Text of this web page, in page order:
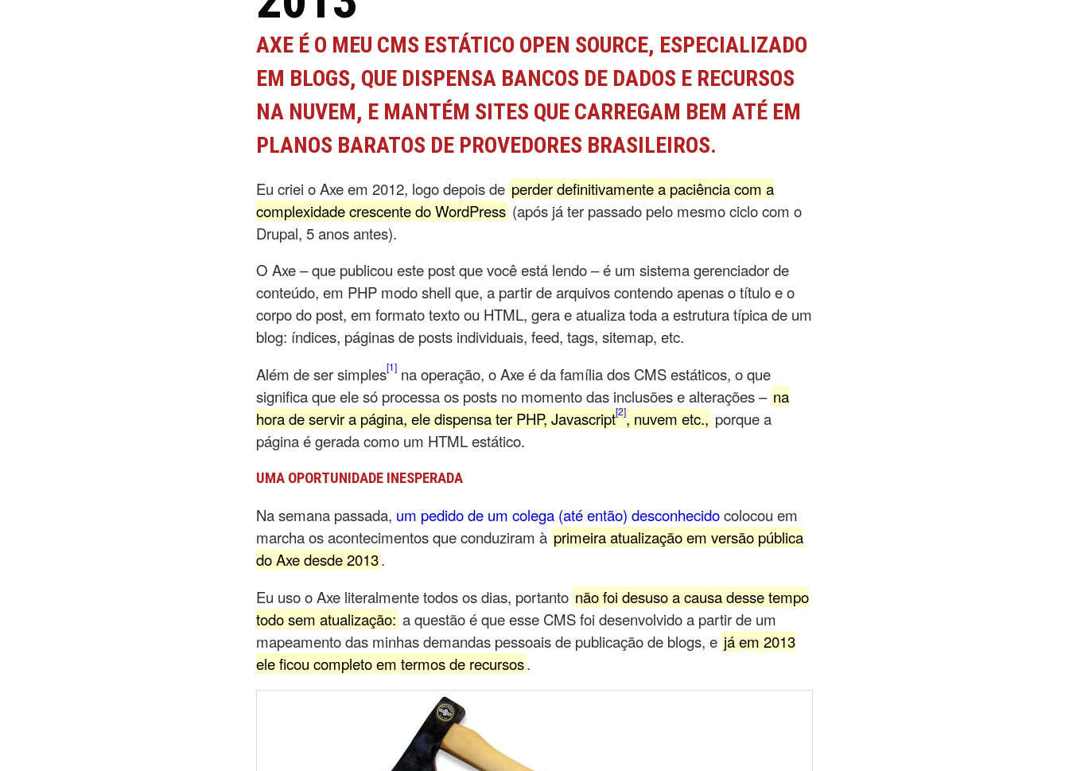
AXE É O MEU CMS ESTÁTICO OPEN SOURCE, ESPECIALIZADO
EM BLOGS, QUE DISPENSA BANCOS DE DADOS E RECURSOS
NA NUVEM, E MANTÉM SITES QUE CARREGAM BEM ATÉ EM
PLANOS BARATOS DE PROVEDORES BRASILEIROS.
Eu criei o Axe em 2012, logo depois de perder definitivamente a paciência com a
complexidade crescente do WordPress (após já ter passado pelo mesmo ciclo com o
Drupal, 5 anos antes).
O Axe – que publicou este post que você está lendo – é um sistema gerenciador de
conteúdo, em PHP modo shell que, a partir de arquivos contendo apenas o título e o
corpo do post, em formato texto ou HTML, gera e atualiza toda a estrutura típica de um
blog: índices, páginas de posts individuais, feed, tags, sitemap, etc.
Além de ser simples 1
na operação, o Axe é da família dos CMS estáticos, o que
significa que ele só processa os posts no momento das inclusões e alterações – na
hora de servir a página, ele dispensa ter PHP, Javascript2 , nuvem etc., porque a
página é gerada como um HTML estático.
UMA OPORTUNIDADE INESPERADA
Na semana passada, um pedido de um colega (até então) desconhecidocolocou em
marcha os acontecimentos que conduziram à primeira atualização em versão pública
do Axe desde 2013.
Eu uso o Axe literalmente todos os dias, portanto não foi desuso a causa desse tempo
todo sem atualização: a questão é que esse CMS foi desenvolvido a partir de um
mapeamento das minhas demandas pessoais de publicação de blogs, e já em 2013
ele ficou completo em termos de recursos.